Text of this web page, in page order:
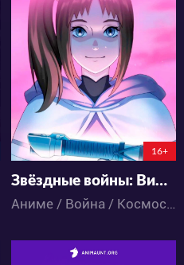
11463
18 3
16+
Звёздные войны: Видения представляют — Девятый джедай
Аниме / Война / Космос / Приключения / Фантастика / Экшен